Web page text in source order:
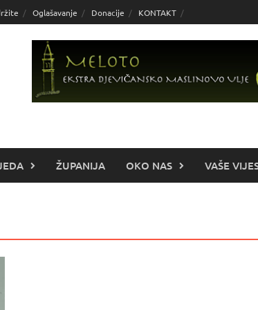
Oglašavanje Donacije KONTAKT
ŽUPANIJA OKO NAS VAŠE